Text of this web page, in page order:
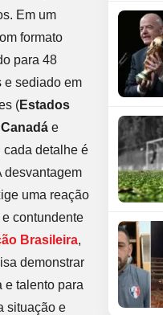
Em um
formato
para 48
e sediado em
(Estados
Canadáe
cada detalhe é
desvantagem
uma reação
contundente
Brasileira,
demonstrar
e talento para
situação e